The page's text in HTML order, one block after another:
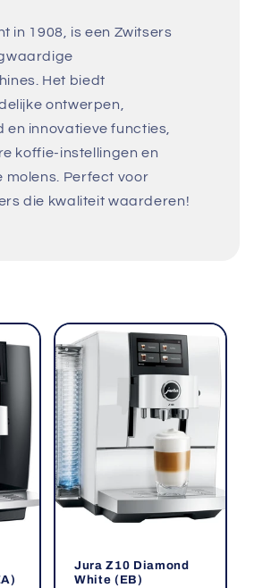
in 1908, is een Zwitsers
Het biedt
ontwerpen,
en innovatieve functies,
koffie-instellingen en
molens. Perfect voor
die kwaliteit waarderen!
Jura Z10 Diamond
White (EB)